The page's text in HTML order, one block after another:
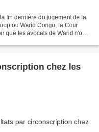
fin dernière du jugement de la
ou Warid Congo, la Cour
que les avocats de Warid n'ont
chez les